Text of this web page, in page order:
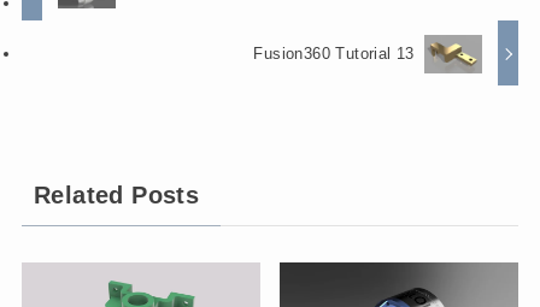
Fusion360 Tutorial 13
Related Posts